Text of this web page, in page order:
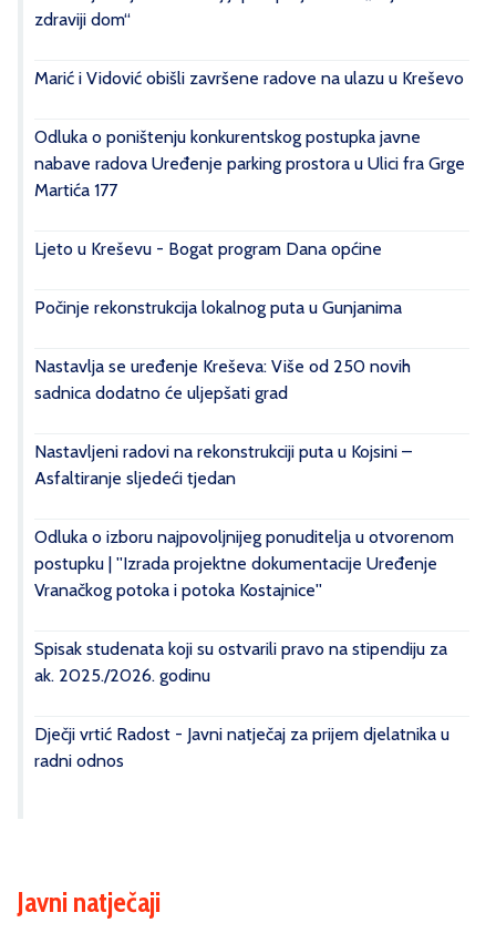
zdraviji dom“
Marić i Vidović obišli završene radove na ulazu u Kreševo
Odluka o poništenju konkurentskog postupka javne
nabave radova Uređenje parking prostora u Ulici fra Grge
Martića 177
Ljeto u Kreševu - Bogat program Dana općine
Počinje rekonstrukcija lokalnog puta u Gunjanima
Nastavlja se uređenje Kreševa: Više od 250 novih
sadnica dodatno će uljepšati grad
Nastavljeni radovi na rekonstrukciji puta u Kojsini –
Asfaltiranje sljedeći tjedan
Odluka o izboru najpovoljnijeg ponuditelja u otvorenom
postupku | ''Izrada projektne dokumentacije Uređenje
Vranačkog potoka i potoka Kostajnice''
Spisak studenata koji su ostvarili pravo na stipendiju za
ak. 2025./2026. godinu
Dječji vrtić Radost - Javni natječaj za prijem djelatnika u
radni odnos
Javni natječaji